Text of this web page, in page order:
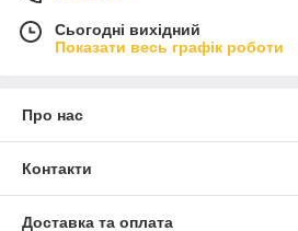
Сьогодні вихідний
Показати весь графік роботи
Про нас
Контакти
Доставка та оплата